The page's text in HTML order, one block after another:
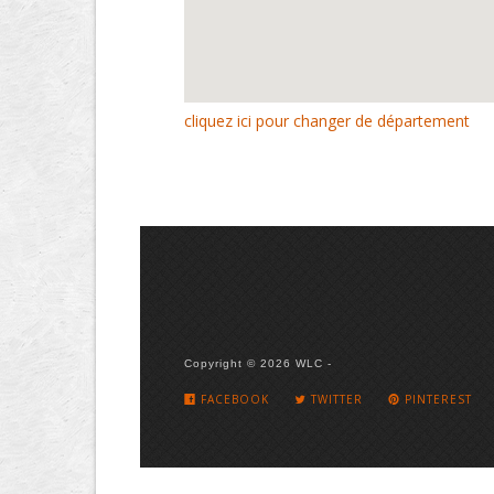
cliquez ici pour changer de département
Copyright © 2026 WLC -
FACEBOOK TWITTER PINTEREST